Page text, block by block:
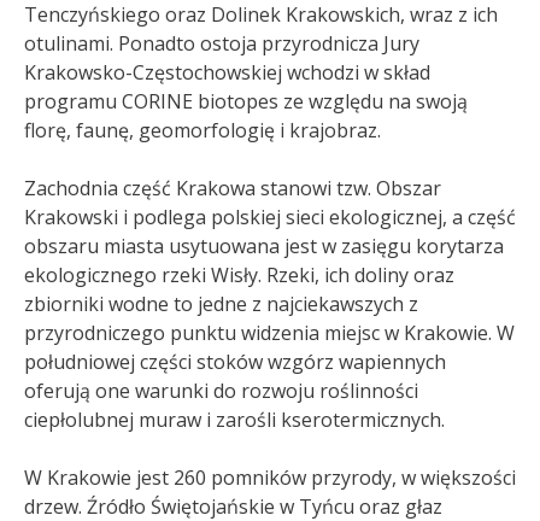
Tenczyńskiego oraz Dolinek Krakowskich, wraz z ich
otulinami. Ponadto ostoja przyrodnicza Jury
Krakowsko-Częstochowskiej wchodzi w skład
programu CORINE biotopes ze względu na swoją
florę, faunę, geomorfologię i krajobraz.
Zachodnia część Krakowa stanowi tzw. Obszar
Krakowski i podlega polskiej sieci ekologicznej, a część
obszaru miasta usytuowana jest w zasięgu korytarza
ekologicznego rzeki Wisły. Rzeki, ich doliny oraz
zbiorniki wodne to jedne z najciekawszych z
przyrodniczego punktu widzenia miejsc w Krakowie. W
południowej części stoków wzgórz wapiennych
oferują one warunki do rozwoju roślinności
ciepłolubnej muraw i zarośli kserotermicznych.
W Krakowie jest 260 pomników przyrody, w większości
drzew. Źródło Świętojańskie w Tyńcu oraz głaz